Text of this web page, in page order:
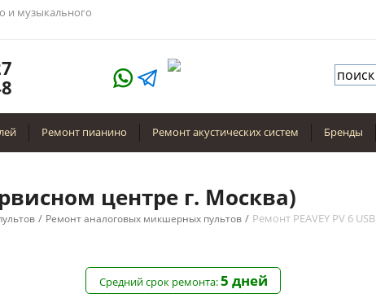
и музыкального
Ремонт пианино Ремонт акустических систем Бренды
центре г. Москва)
/ Ремонт аналоговых микшерных пультов / Ремонт PEAVEY PV 6 USB
Средний срок ремонта:5 дней